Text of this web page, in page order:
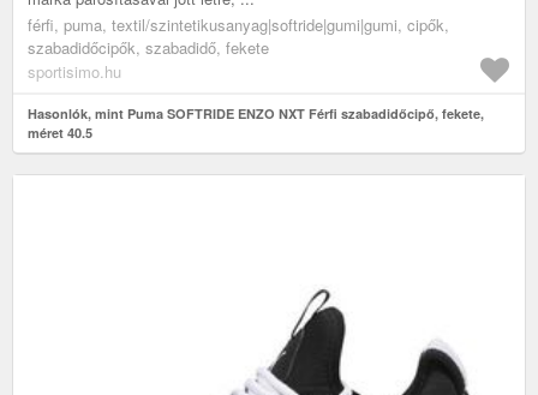
férfi, puma, textil/szintetikusanyag|softride|gumi|gumi, cipők,
szabadidőcipők, szabadidő, fekete
sportisimo.hu
Hasonlók, mint Puma SOFTRIDE ENZO NXT Férfi szabadidőcipő, fekete,
méret 40.5